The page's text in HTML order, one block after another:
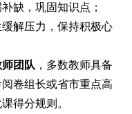
缺，巩固知识点；
解压力，保持积极心
团队 ，多数教师具备
卷组长或省市重点高
得分规则。